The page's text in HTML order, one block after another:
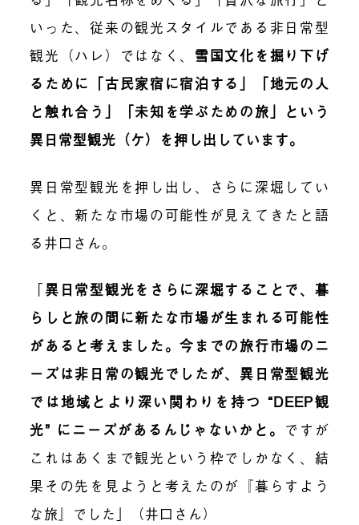
いった、従来の観光スタイルである非日常型
観光（ハレ）ではなく、 雪国文化を掘り下げ
るために「古民家宿に宿泊する」「地元の人
と触れ合う」「未知を学ぶための旅」という
異日常型観光（ケ）を押し出しています。
異日常型観光を押し出し、さらに深堀してい
くと、新たな市場の可能性が見えてきたと 語
る 井口さん。
「異日常型観光をさらに深堀することで、暮
らしと旅の間に新たな市場が生まれる可能性
があると考えました。今までの旅行市場のニ
ーズは非日常の観光でしたが、異日常型観光
では地域とより深い関わりを持つ “DEEP観
光” にニーズがあるんじゃないかと 。 ですが
これはあくまで観光という枠でしか なく、結
果 その先を見ようと考え たのが『暮らすよう
な旅』でした 」 （井口さん）